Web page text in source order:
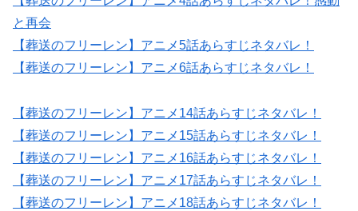
と再会
【葬送のフリーレン】アニメ5話あらすじネタバレ！
【葬送のフリーレン】アニメ6話あらすじネタバレ！
【葬送のフリーレン】アニメ14話あらすじネタバレ！
【葬送のフリーレン】アニメ15話あらすじネタバレ！
【葬送のフリーレン】アニメ16話あらすじネタバレ！
【葬送のフリーレン】アニメ17話あらすじネタバレ！
【葬送のフリーレン】アニメ18話あらすじネタバレ！